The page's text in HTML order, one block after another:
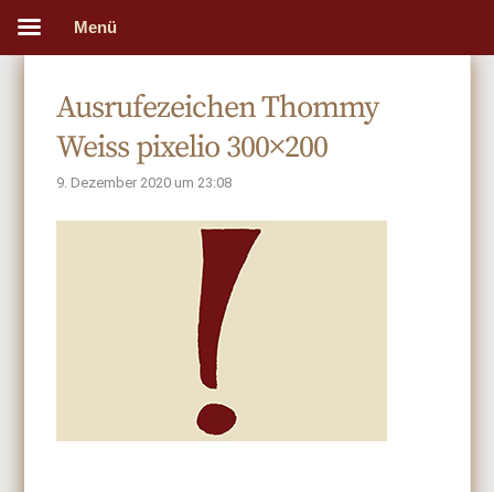
Ausrufezeichen Thommy
Weiss pixelio 300×200
9. Dezember 2020 um 23:08
Menü